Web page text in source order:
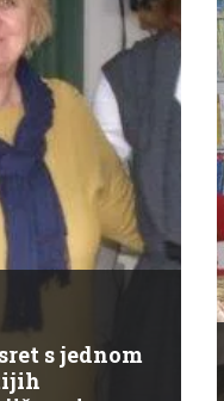
s jednom